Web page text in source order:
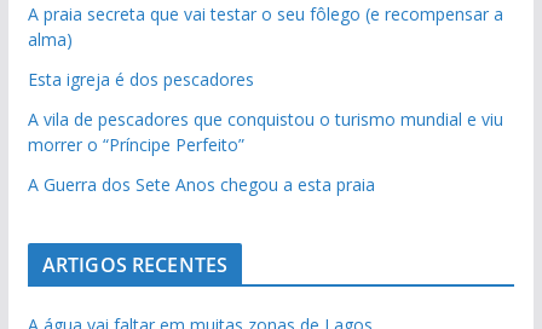
A praia secreta que vai testar o seu fôlego (e recompensar a
alma)
Esta igreja é dos pescadores
A vila de pescadores que conquistou o turismo mundial e viu
morrer o “Príncipe Perfeito”
A Guerra dos Sete Anos chegou a esta praia
ARTIGOS RECENTES
A água vai faltar em muitas zonas de Lagos